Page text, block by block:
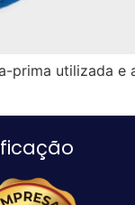
prima utilizada e